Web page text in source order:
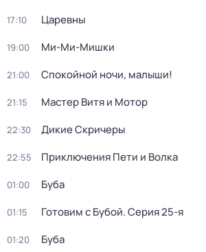
17:10 Царевны
19:00 Ми-Ми-Мишки
21:00 Спокойной ночи, малыши!
21:15 Мастер Витя и Мотор
22:30 Дикие Скричеры
22:55 Приключения Пети и Волка
01:00 Буба
01:15 Готовим с Бубой. Серия 25-я
01:20 Буба